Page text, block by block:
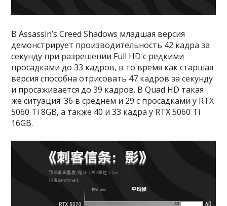
В Assassin’s Creed Shadows младшая версия
демонстрирует производительность 42 кадра за
секунду при разрешении Full HD с редкими
просадками до 33 кадров, в то время как старшая
версия способна отрисовать 47 кадров за секунду
и просаживается до 39 кадров. В Quad HD такая
же ситуация: 36 в среднем и 29 с просадками у RTX
5060 Ti 8GB, а также 40 и 33 кадра у RTX 5060 Ti
16GB.